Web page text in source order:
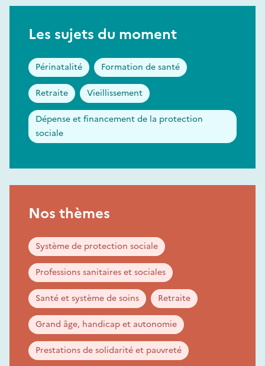
Les sujets du moment
Périnatalité Formation de santé
Retraite Vieillissement
Dépense et financement de la protection
sociale
Nos thèmes
Système de protection sociale
Professions sanitaires et sociales
Santé et système de soins Retraite
Grand âge, handicap et autonomie
Prestations de solidarité et pauvreté